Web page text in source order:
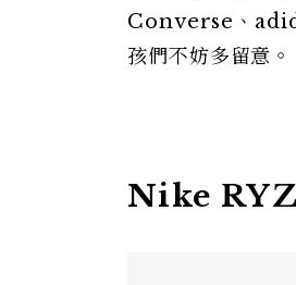
Converse、
孩們不妨多留意。
Nike